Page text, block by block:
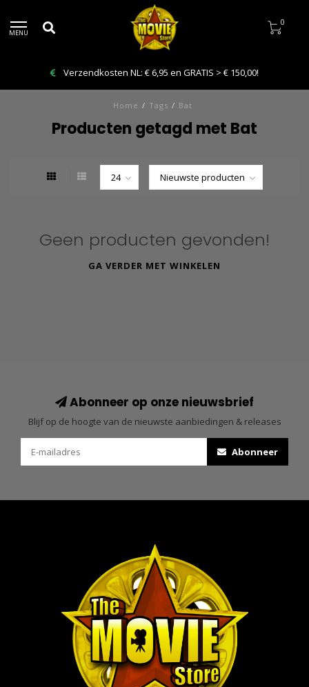
MENU
0
Verzendkosten NL: € 6,95 en GRATIS > € 150,00!
Home / Tags / Bat
Producten getagd met Bat
Geen producten gevonden!
GA VERDER MET WINKELEN
Abonneer op onze nieuwsbrief
Blijf op de hoogte van de nieuwste aanbiedingen & releases
Abonneer